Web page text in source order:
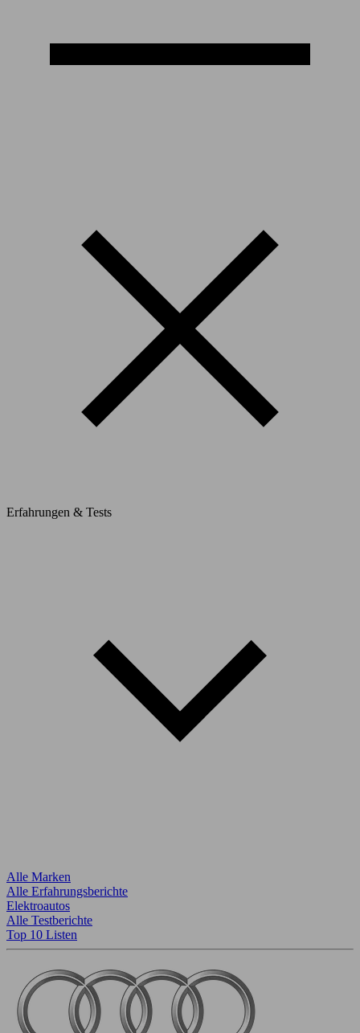
Erfahrungen & Tests
Alle Marken
Alle Erfahrungsberichte
Elektroautos
Alle Testberichte
Top 10 Listen